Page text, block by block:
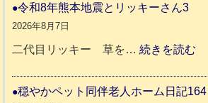
令和8年熊本地震とリッキーさん3
2026年8月7日
二代目リッキー 草を…続きを読む
和
穏やかペット同伴老人ホーム日記164